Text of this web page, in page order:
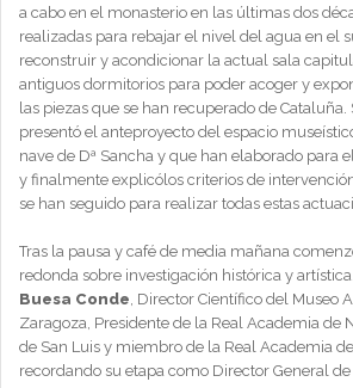
a cabo en el monasterio en las últimas dos
realizadas para rebajar el nivel del agua en el
reconstruir y acondicionar la actual sala
antiguos dormitorios para poder acoger y
las piezas que se han recuperado de
presentó el anteproyecto del espacio
nave de Dª Sancha y que han elaborado para
y finalmente explicólos criterios de
se han seguido para realizar todas estas
Tras la pausa y café de media mañana
redonda sobre investigación histórica y
Buesa Conde, Director Científico del Museo
Zaragoza, Presidente de la Real Academia de
de San Luis y miembro de la Real Academia
recordando su etapa como Director General